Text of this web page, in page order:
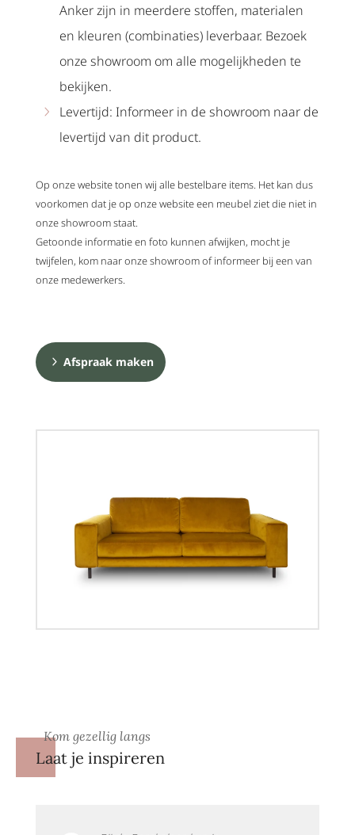
Anker zijn in meerdere stoffen, materialen
en kleuren (combinaties) leverbaar. Bezoek
onze showroom om alle mogelijkheden te
bekijken.
Levertijd: Informeer in de showroom naar de
levertijd van dit product.
Op onze website tonen wij alle bestelbare items. Het kan dus
voorkomen dat je op onze website een meubel ziet die niet in
onze showroom staat.
Getoonde informatie en foto kunnen afwijken, mocht je
twijfelen, kom naar onze showroom of informeer bij een van
onze medewerkers.
Afspraak maken
Kom gezellig langs
Laat je inspireren